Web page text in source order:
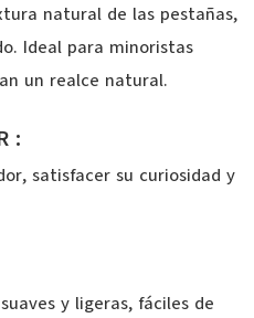
natural de las pestañas,
Ideal para minoristas
un realce natural.
:
satisfacer su curiosidad y
y ligeras, fáciles de